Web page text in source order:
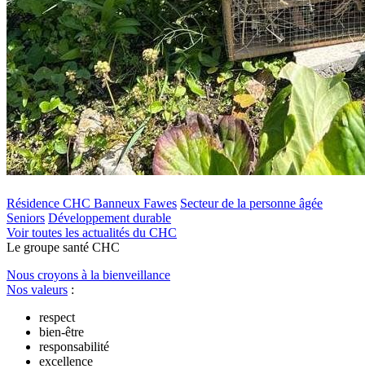
Résidence CHC Banneux Fawes Secteur de la personne âgée
Seniors Développement durable
Voir toutes les actualités du CHC
Le groupe santé CHC
Nous croyons à la bienveillance
Nos valeurs :
respect
bien-être
responsabilité
excellence